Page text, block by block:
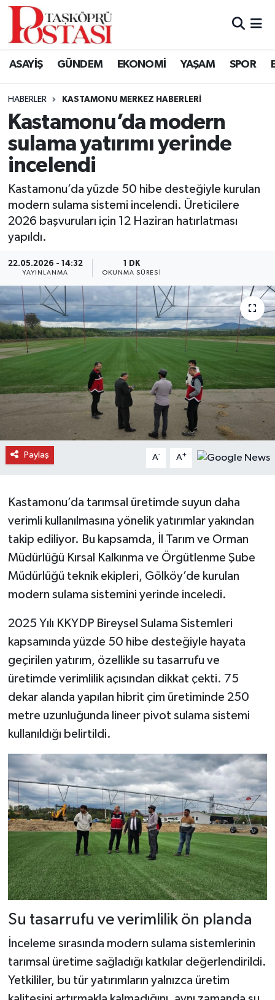
ASAYİŞ GÜNDEM EKONOMİ YAŞAM SPOR
HABERLER KASTAMONU MERKEZ HABERLERI
Kastamonu’da modern
sulama yatırımı yerinde
incelendi
Kastamonu’da yüzde 50 hibe desteğiyle kurulan
modern sulama sistemi incelendi. Üreticilere
2026 başvuruları için 12 Haziran hatırlatması
yapıldı.
22.05.2026 - 14:32
YAYINLANMA
1 DK
OKUNMA SÜRESI
Paylaş A- A+
Kastamonu’da tarımsal üretimde suyun daha
verimli kullanılmasına yönelik yatırımlar yakından
takip ediliyor. Bu kapsamda, İl Tarım ve Orman
Müdürlüğü Kırsal Kalkınma ve Örgütlenme Şube
Müdürlüğü teknik ekipleri, Gölköy’de kurulan
modern sulama sistemini yerinde inceledi.
2025 Yılı KKYDP Bireysel Sulama Sistemleri
kapsamında yüzde 50 hibe desteğiyle hayata
geçirilen yatırım, özellikle su tasarrufu ve
üretimde verimlilik açısından dikkat çekti. 75
dekar alanda yapılan hibrit çim üretiminde 250
metre uzunluğunda lineer pivot sulama sistemi
kullanıldığı belirtildi.
Su tasarrufu ve verimlilik ön planda
İnceleme sırasında modern sulama sistemlerinin
tarımsal üretime sağladığı katkılar değerlendirildi.
Yetkililer, bu tür yatırımların yalnızca üretim
Kastamonu Vefat Edenler
Araç Haberleri
Azdavay Haberleri
Bozkurt Haberleri
Çatalzeytin Haberleri
Cide Haberleri
Daday Haberleri
Devrekani Haberleri
Doğanyurt Haberleri
Hanönü Haberleri
İhsangazi Haberleri
İnebolu Haberleri
Merkez Haberleri
Pınarbaşı Haberleri
Şenpazar Haberleri
Taşköprü Haberleri
Tosya Haberleri
Karadeniz Haberleri
Ulusal Haberler
Teknoloji Haberleri
Siyaset Haberleri
Dünya Haberleri
Yerel Haberler
Haber Arşivi